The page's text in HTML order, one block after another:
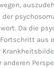
Da die
aus
anderen